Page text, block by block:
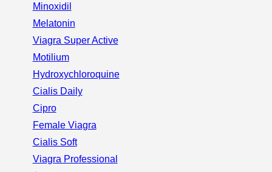
Minoxidil
Melatonin
Viagra Super Active
Motilium
Hydroxychloroquine
Cialis Daily
Cipro
Female Viagra
Cialis Soft
Viagra Professional